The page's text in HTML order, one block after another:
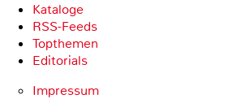
Kataloge
RSS-Feeds
Topthemen
Editorials
Impressum